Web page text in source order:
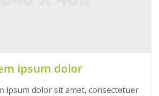
ipsum dolor
ipsum dolor sit amet, consectetuer